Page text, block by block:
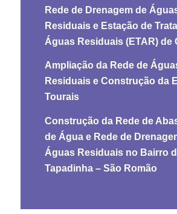
Rede de Drenagem de
Residuais e Estação de
Águas Residuais (ETAR) de
Ampliação da Rede de
Residuais e Construção da
Tourais
Construção da Rede de
de Água e Rede de
Águas Residuais no Bairro
Tapadinha – São Romão